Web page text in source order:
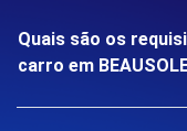
Quais são os
carro em